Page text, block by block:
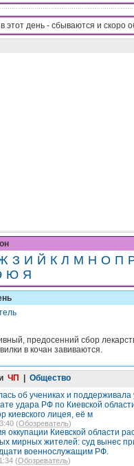
этот день - cбывaютcя и cкopo
З И Й К Л М Н О П
Ю Я
предосенний сбор
в кочан завиваются.
ЧП
Общество
об учениках и поддерживала
удара РФ по Киевской
киевского лицея, её м
(Обозреватель)
оккупации Киевской области
мирных жителей: суд вынес
военнослужащим РФ.
(Обозреватель)